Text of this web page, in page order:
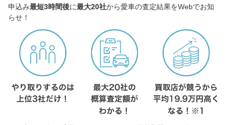
申込み最短3時間後に最大20社から愛車の査定結果をWebでお知
らせ！